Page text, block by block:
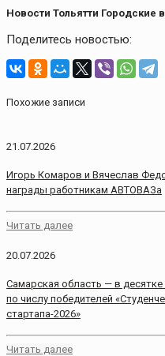
Новости Тольятти Городские
Поделитесь новостью:
Похожие записи
21.07.2026
Игорь Комаров и Вячеслав
награды работникам АВТОВАЗа
Читать далее
20.07.2026
Самарская область — в
по числу победителей
стартапа-2026»
Читать далее